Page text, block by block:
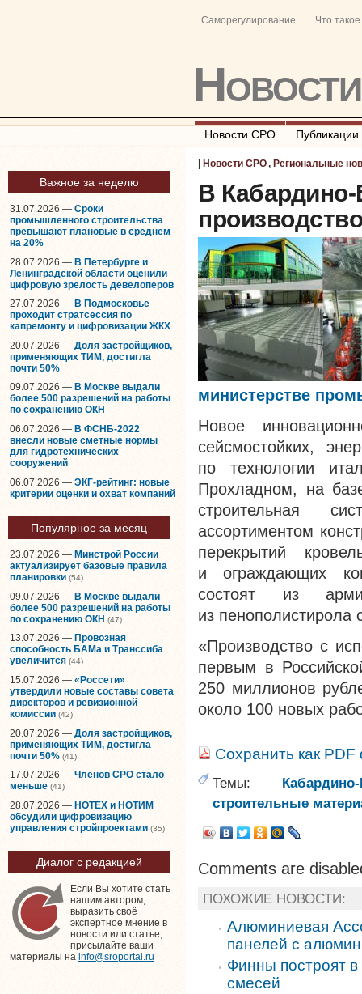
Саморегулирование Что
Новости СРО Публикации
Важное за неделю
31.07.2026 — Сроки
промышленного строительства
превышают плановые в среднем
на 20%
28.07.2026 — В Петербурге и
Ленинградской области оценили
цифровую зрелость девелоперов
27.07.2026 — В Подмосковье
проходит стратсессия по
капремонту и цифровизации ЖКХ
20.07.2026 — Доля застройщиков,
применяющих ТИМ, достигла
почти 50%
09.07.2026 — В Москве выдали
более 500 разрешений на работы
по сохранению ОКН
06.07.2026 — В ФСНБ-2022
внесли новые сметные нормы
для гидротехнических
сооружений
06.07.2026 — ЭКГ-рейтинг: новые
критерии оценки и охват компаний
Популярное за месяц
23.07.2026 — Минстрой России
актуализирует базовые правила
планировки (54)
09.07.2026 — В Москве выдали
более 500 разрешений на работы
по сохранению ОКН (47)
13.07.2026 — Провозная
способность БАМа и Транссиба
увеличится (44)
15.07.2026 — «Россети»
утвердили новые составы совета
директоров и ревизионной
комиссии (42)
20.07.2026 — Доля застройщиков,
применяющих ТИМ, достигла
почти 50% (41)
17.07.2026 — Членов СРО стало
меньше (41)
28.07.2026 — НОТЕХ и НОТИМ
обсудили цифровизацию
управления стройпроектами (35)
Диалог с редакцией
Если Вы хотите стать
нашим автором,
выразить своё
экспертное мнение в
новости или статье,
присылайте ваши
материалы на info@sroportal.ru
Новости СРО, Региональные
В Кабардино-
министерстве
Новое
сейсмостойких,
по технологии
Прохладном, на
строительная
ассортиментом
перекрытий
и ограждающих
состоят из
из пенополистирола
«Производство с
первым в
250 миллионов
около 100 новых
Сохранить как
Темы:
строительные
Comments are
ПОХОЖИЕ НОВОСТИ:
Алюминиевая
панелей с
Финны построят
смесей